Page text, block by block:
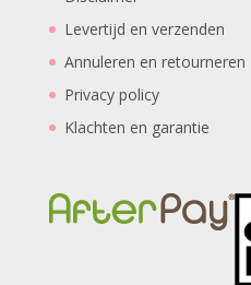
Levertijd en verzenden
Annuleren en retourneren
Privacy policy
Klachten en garantie